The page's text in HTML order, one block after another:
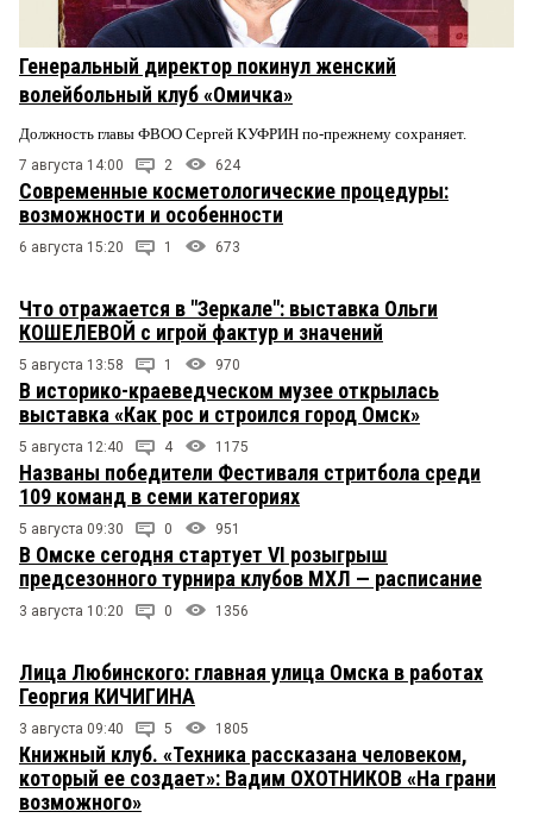
Генеральный директор покинул женский
волейбольный клуб «Омичка»
Должность главы ФВОО Сергей КУФРИН по-прежнему сохраняет.
7 августа 14:00 2 624
Современные косметологические процедуры:
возможности и особенности
6 августа 15:20 1 673
Что отражается в "Зеркале": выставка Ольги
КОШЕЛЕВОЙ с игрой фактур и значений
5 августа 13:58 1 970
В историко-краеведческом музее открылась
выставка «Как рос и строился город Омск»
5 августа 12:40 4 1175
Названы победители Фестиваля стритбола среди
109 команд в семи категориях
5 августа 09:30 0 951
В Омске сегодня стартует VI розыгрыш
предсезонного турнира клубов МХЛ — расписание
3 августа 10:20 0 1356
Лица Любинского: главная улица Омска в работах
Георгия КИЧИГИНА
3 августа 09:40 5 1805
Книжный клуб. «Техника рассказана человеком,
который ее создает»: Вадим ОХОТНИКОВ «На грани
возможного»